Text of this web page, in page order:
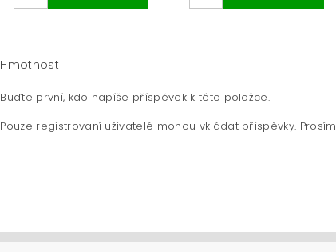
Hmotnost
Buďte první, kdo napíše příspěvek k této položce.
Pouze registrovaní uživatelé mohou vkládat příspěvky. Prosím